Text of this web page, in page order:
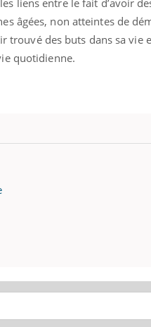
liens entre le fait d’avoir
âgées, non atteintes de
trouvé des buts dans sa vie
quotidienne.